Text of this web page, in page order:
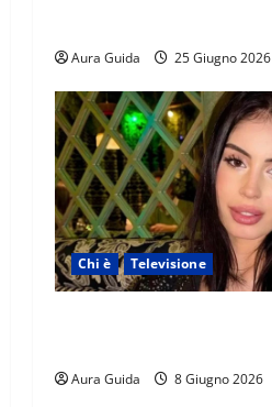
Aura Guida 25 Giugno 2026
Chi è Televisione
Aura Guida 8 Giugno 2026